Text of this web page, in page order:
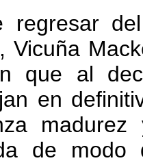
regresar
Vicuña
que al
en
de modo